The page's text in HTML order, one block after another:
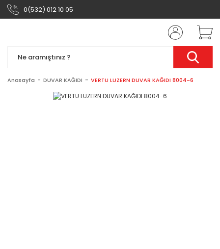
0(532) 012 10 05
Anasayfa DUVAR KAĞIDI VERTU LUZERN DUVAR KAĞIDI 8004-6